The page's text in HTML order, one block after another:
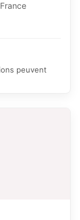
peuvent